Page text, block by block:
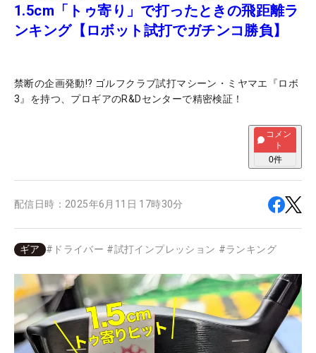
1.5cm「トゥ寄り」で打ったときの飛距離ラ
ンキング【ロボット試打でガチンコ勝負】
禁断の企画発動!? ゴルフクラブ試打マシーン・ミヤマエ『ロボ
3』を持つ、プロギアのR&Dセンターで精密検証！
コメン
ト
0件
配信日時： 2025年6月11日 17時30分
ギア # ドライバー #試打インプレッション #ランキング